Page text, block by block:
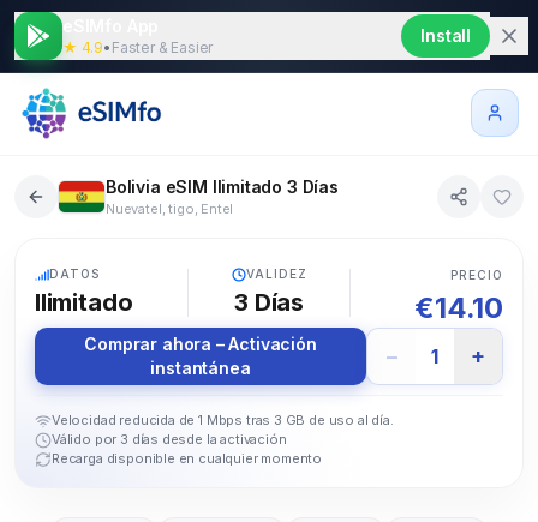
★ 4.9• Faster & Easier
Install
Bolivia eSIM Ilimitado 3 Días
Nuevatel, tigo, Entel
DATOS
Ilimitado
VALIDEZ
3 Días
PRECIO
€14.10
Comprar ahora – Activación
instantánea
− 1 +
Velocidad reducida de 1 Mbps tras 3 GB de uso al día.
Válido por 3 días desde la activación
Recarga disponible en cualquier momento